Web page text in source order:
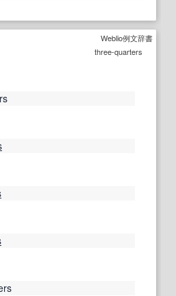
Weblio例文辞書
three-quarters